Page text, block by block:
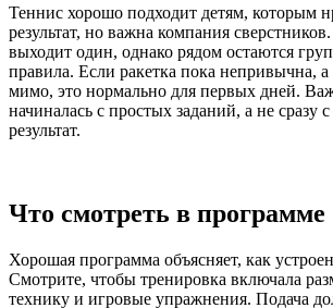
Теннис хорошо подходит детям, которым
результат, но важна компания
выходит один, однако рядом остаются
правила. Если ракетка пока непривычна, а
мимо, это нормально для первых дней.
начиналась с простых заданий, а не сразу
результат.
Что смотреть в программе
Хорошая программа объясняет, как
Смотрите, чтобы тренировка включала
технику и игровые упражнения. Подача